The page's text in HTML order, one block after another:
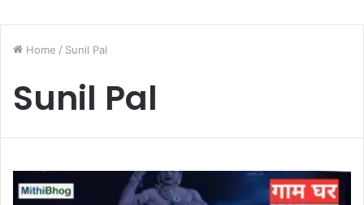
Home / Sunil Pal
Sunil Pal